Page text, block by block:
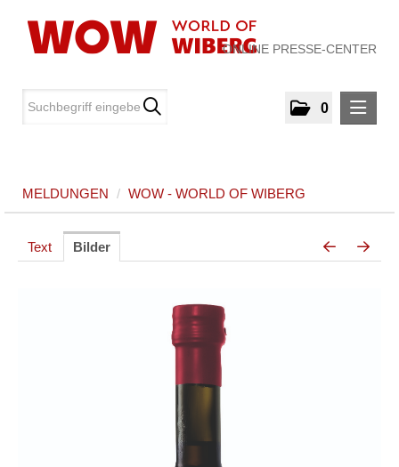
ONLINE PRESSE-CENTER
0
WOW - World of WIBERG
MEDIA
MELDUNGEN / WOW - WORLD OF WIBERG
Text Bilder